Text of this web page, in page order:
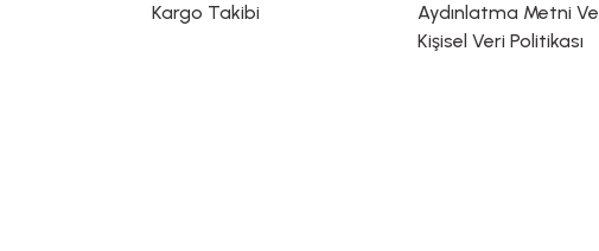
Kargo Takibi
Aydınlatma Metni Ve
Kişisel Veri Politikası